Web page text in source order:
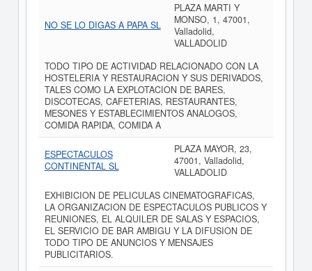
NO SE LO DIGAS A PAPA SL
PLAZA MARTI Y
MONSO, 1, 47001,
Valladolid,
VALLADOLID
TODO TIPO DE ACTIVIDAD RELACIONADO CON LA
HOSTELERIA Y RESTAURACION Y SUS DERIVADOS,
TALES COMO LA EXPLOTACION DE BARES,
DISCOTECAS, CAFETERIAS, RESTAURANTES,
MESONES Y ESTABLECIMIENTOS ANALOGOS,
COMIDA RAPIDA, COMIDA A
ESPECTACULOS
CONTINENTAL SL
PLAZA MAYOR, 23,
47001, Valladolid,
VALLADOLID
EXHIBICION DE PELICULAS CINEMATOGRAFICAS,
LA ORGANIZACION DE ESPECTACULOS PUBLICOS Y
REUNIONES, EL ALQUILER DE SALAS Y ESPACIOS,
EL SERVICIO DE BAR AMBIGU Y LA DIFUSION DE
TODO TIPO DE ANUNCIOS Y MENSAJES
PUBLICITARIOS.